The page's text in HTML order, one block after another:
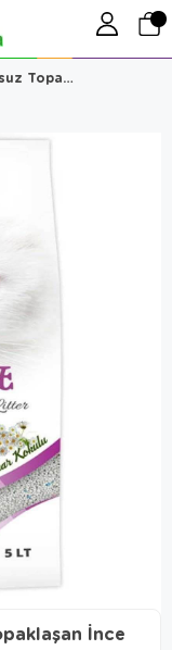
PisyCat Bebek Pudralı Tozsuz Topaklaşan İnce Kedi Kumu 5 Lt
İnce